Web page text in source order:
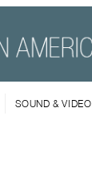
SOUND & VIDEO